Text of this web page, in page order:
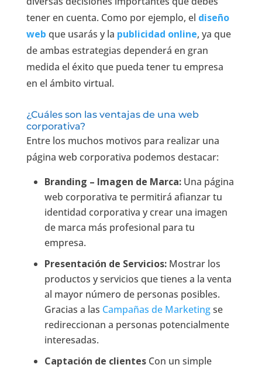
tener en cuenta. Como por ejemplo, el diseño
web que usarás y la publicidad online, ya que
de ambas estrategias dependerá en gran
medida el éxito que pueda tener tu empresa
en el ámbito virtual.
¿Cuáles son las ventajas de una web
corporativa?
Entre los muchos motivos para realizar una
página web corporativa podemos destacar:
Branding – Imagen de Marca:Una página
web corporativa te permitirá afianzar tu
identidad corporativa y crear una imagen
de marca más profesional para tu
empresa.
Presentación de Servicios: Mostrar los
productos y servicios que tienes a la venta
al mayor número de personas posibles.
Gracias a las Campañas de Marketingse
redireccionan a personas potencialmente
interesadas.
Captación de clientesCon un simple